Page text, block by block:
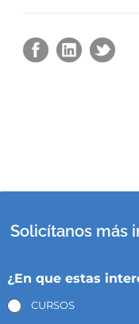
Solicítanos más
¿En que estas
CURSOS